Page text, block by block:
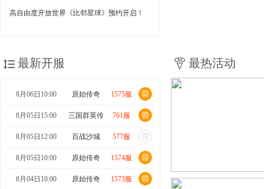
启
高自由度开放世界《比邻星球》预约开启！
最新开服
8月06日10:00 原始传奇 1575服
8月05日15:00 三国群英传 761服
8月05日12:00 百战沙城 577服
8月05日10:00 原始传奇 1574服
8月04日10:00 原始传奇 1573服
最热活动